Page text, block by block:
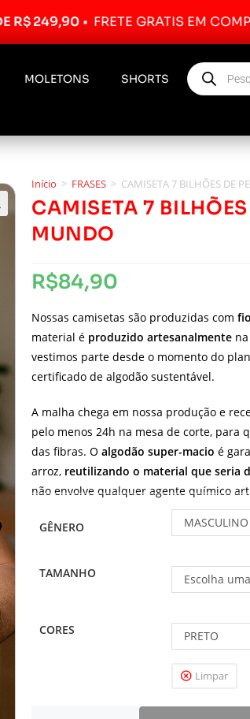
• FRETE GRÁTIS EM COMPRAS
MOLETONS SHORTS
Início > FRASES > CAMISETA 7 BILHÕES DE
CAMISETA 7
MUNDO
R$84,90
Nossas camisetas são produzidas com
material é produzido artesanalmente
vestimos parte desde o momento do
certificado de algodão sustentável.
A malha chega em nossa produção e
pelo menos 24h na mesa de corte,
das fibras. O algodão super-macio é
arroz, reutilizando o material que seria
não envolve qualquer agente químico
GÊNERO MASCULINO
TAMANHO Escolha
CORES PRETO
Limpar